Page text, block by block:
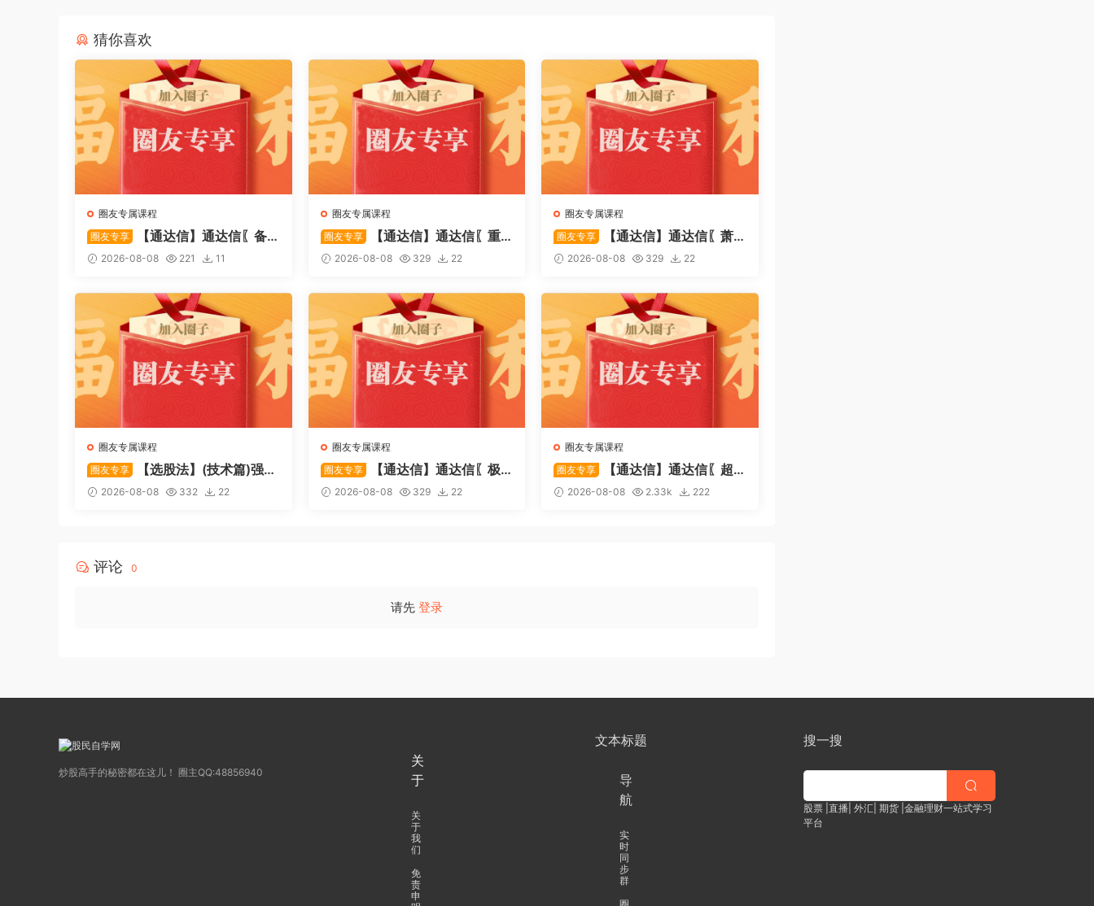
猜你喜欢
圈友专属课程
圈友专享
【通达信】通达信〖备
战龙妖〗副图/选股 精准捕捉龙头
2026-08-08 221 11
圈友专属课程
圈友专享
【通达信】通达信〖重
心突破〗主副图/选股 捕捉股价在
2026-08-08 329 22
圈友专属课程
圈友专享
【通达信】通达信〖萧
啸双通道〗主图指标 研判股价运
2026-08-08 329 22
圈友专属课程
圈友专享
【选股法】(技术篇)强势
个股选股法操作理念、策略与工
2026-08-08 332 22
圈友专属课程
圈友专享
【通达信】通达信〖极
致主力〗主副图/选股 放量不算突
2026-08-08 329 22
圈友专属课程
圈友专享
【通达信】通达信〖超
强MACD〗副图指标 斐波那契
2026-08-08 2.33k 222
评论 0
请先 登录
炒股高手的秘密都在这儿！ 圈主QQ:48856940
关
于
关
于
我
们
免
责
申
文本标题
导
航
实
时
同
步
群
搜一搜
股票 |直播| 外汇| 期货 |金融理财一站式学习
平台